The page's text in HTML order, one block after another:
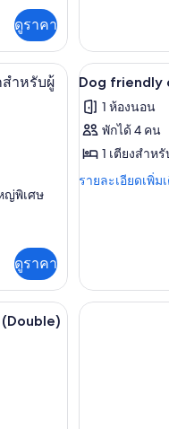
ดูราคา
เกี่ยว
กับ
วิลล่า,
ห้อง
นอน
มสิ่งอำนวยความสะดวกสำหรับผู้
ำหรับผู้
ญ่พิเศษ
ดูราคา
เปิด
ภาพถ่าย
ทั้งหมด
ของ
Dog
6
Dog friendly
1 ห้องนอน
พักได้ 4 คน
1 เตียงสำห
รายละเอียดเพิ่ม
ราย
Dog
friendly
cabin
1 เตียง, ห้องน้ำส่วนตัว